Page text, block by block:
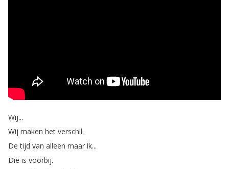
Wij...
Wij maken het verschil.
De tijd van alleen maar ik...
Die is voorbij.